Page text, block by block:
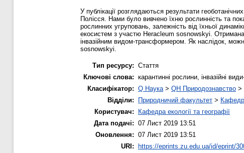
У публікації розглядаються результати
Полісся. Нами було вивчено їхню рослинність та
рослинних угруповань, залежність від їхньої
екосистем з участю Heracleum sosnowskyi. Отримана
інвазійним видом-трансформером. Як наслідок,
sosnowskyi.
Тип ресурсу: Стаття
Ключові слова: карантинні рослини, інвазійні
Класифікатор: Q Наука > QH Природознавство >
Відділи:
Природничий факультет >
Користувач:
Кафедра екології та географії
Дата подачі: 07 Лист 2019 13:51
Оновлення: 07 Лист 2019 13:51
URI: https://eprints.zu.edu.ua/id/eprint/